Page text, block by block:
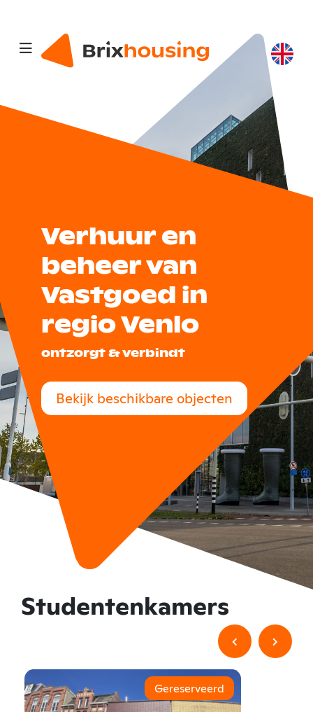
Verhuur en
beheer van
Vastgoed in
regio Venlo
ontzorgt & verbindt
Bekijk beschikbare objecten
Studentenkamers
Gereserveerd